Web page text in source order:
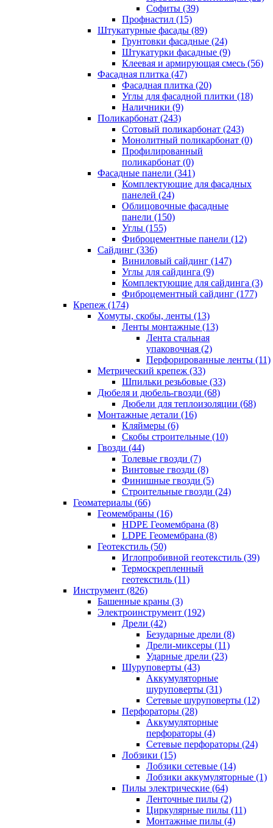
Cофиты (39)
Профнастил (15)
Штукатурные фасады (89)
Грунтовки фасадные (24)
Штукатурки фасадные (9)
Клеевая и армирующая смесь (56)
Фасадная плитка (47)
Фасадная плитка (20)
Углы для фасадной плитки (18)
Наличники (9)
Поликарбонат (243)
Сотовый поликарбонат (243)
Монолитный поликарбонат (0)
Профилированный
поликарбонат (0)
Фасадные панели (341)
Комплектующие для фасадных
панелей (24)
Облицовочные фасадные
панели (150)
Углы (155)
Фиброцементные панели (12)
Сайдинг (336)
Виниловый сайдинг (147)
Углы для сайдинга (9)
Комплектующие для сайдинга (3)
Фиброцементный сайдинг (177)
Крепеж (174)
Хомуты, скобы, ленты (13)
Ленты монтажные (13)
Лента стальная
упаковочная (2)
Перфорированные ленты (11)
Метрический крепеж (33)
Шпильки резьбовые (33)
Дюбеля и дюбель-гвозди (68)
Дюбели для теплоизоляции (68)
Монтажные детали (16)
Кляймеры (6)
Скобы строительные (10)
Гвозди (44)
Толевые гвозди (7)
Винтовые гвозди (8)
Финишные гвозди (5)
Строительные гвозди (24)
Геоматериалы (66)
Геомембраны (16)
HDPE Геомембрана (8)
LDPE Геомембрана (8)
Геотекстиль (50)
Иглопробивной геотекстиль (39)
Термоскрепленный
геотекстиль (11)
Инструмент (826)
Башенные краны (3)
Электроинструмент (192)
Дрели (42)
Безударные дрели (8)
Дрели-миксеры (11)
Ударные дрели (23)
Шуруповерты (43)
Аккумуляторные
шуруповерты (31)
Сетевые шуруповерты (12)
Перфораторы (28)
Аккумуляторные
перфораторы (4)
Сетевые перфораторы (24)
Лобзики (15)
Лобзики сетевые (14)
Лобзики аккумуляторные (1)
Пилы электрические (64)
Ленточные пилы (2)
Циркулярные пилы (11)
Монтажные пилы (4)